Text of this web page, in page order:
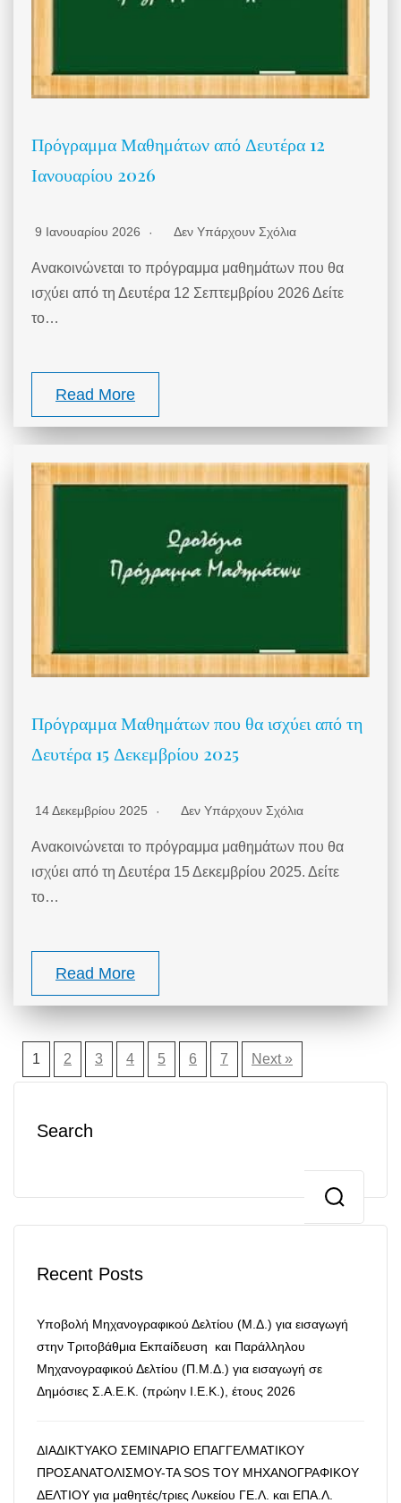
Πρόγραμμα Μαθημάτων από Δευτέρα 12
Ιανουαρίου 2026
9 Ιανουαρίου 2026 Δεν Υπάρχουν Σχόλια
Ανακοινώνεται το πρόγραμμα μαθημάτων που θα
ισχύει από τη Δευτέρα 12 Σεπτεμβρίου 2026 Δείτε
το…
Read More
Πρόγραμμα Μαθημάτων που θα ισχύει από τη
Δευτέρα 15 Δεκεμβρίου 2025
14 Δεκεμβρίου 2025 Δεν Υπάρχουν Σχόλια
Ανακοινώνεται το πρόγραμμα μαθημάτων που θα
ισχύει από τη Δευτέρα 15 Δεκεμβρίου 2025. Δείτε
το…
Read More
1 2 3 4 5 6 7 Next »
Search
Recent Posts
Υποβολή Μηχανογραφικού Δελτίου (Μ.Δ.) για εισαγωγή
στην Τριτοβάθμια Εκπαίδευση και Παράλληλου
Μηχανογραφικού Δελτίου (Π.Μ.Δ.) για εισαγωγή σε
Δημόσιες Σ.Α.Ε.Κ. (πρώην Ι.Ε.Κ.), έτους 2026
ΔΙΑΔΙΚΤΥΑΚΟ ΣΕΜΙΝΑΡΙΟ ΕΠΑΓΓΕΛΜΑΤΙΚΟΥ
ΠΡΟΣΑΝΑΤΟΛΙΣΜΟΥ-ΤΑ SOS ΤΟΥ ΜΗΧΑΝΟΓΡΑΦΙΚΟΥ
ΔΕΛΤΙΟΥ για μαθητές/τριες Λυκείου ΓΕ.Λ. και ΕΠΑ.Λ.